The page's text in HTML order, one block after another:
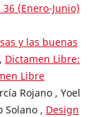
(Enero-Junio)
y las buenas
, Dictamen Libre:
Libre
Rojano , Yoel
Solano , Design